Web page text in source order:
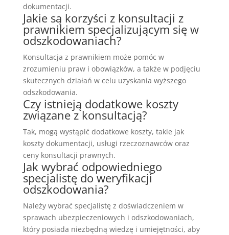
dokumentacji.
Jakie są korzyści z konsultacji z
prawnikiem specjalizującym się w
odszkodowaniach?
Konsultacja z prawnikiem może pomóc w
zrozumieniu praw i obowiązków, a także w podjęciu
skutecznych działań w celu uzyskania wyższego
odszkodowania.
Czy istnieją dodatkowe koszty
związane z konsultacją?
Tak, mogą wystąpić dodatkowe koszty, takie jak
koszty dokumentacji, usługi rzeczoznawców oraz
ceny konsultacji prawnych.
Jak wybrać odpowiedniego
specjalistę do weryfikacji
odszkodowania?
Należy wybrać specjalistę z doświadczeniem w
sprawach ubezpieczeniowych i odszkodowaniach,
który posiada niezbędną wiedzę i umiejętności, aby